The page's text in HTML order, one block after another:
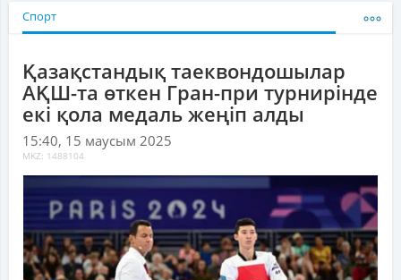
Спорт
Қазақстандық таеквондошылар
АҚШ-та өткен Гран-при турнирінде
екі қола медаль жеңіп алды
15:40, 15 маусым 2025
MKZ: 1488104